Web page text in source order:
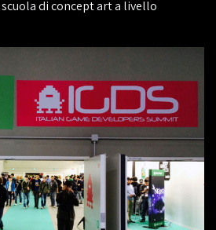
di concept art a livello